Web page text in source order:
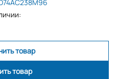
товар
товар